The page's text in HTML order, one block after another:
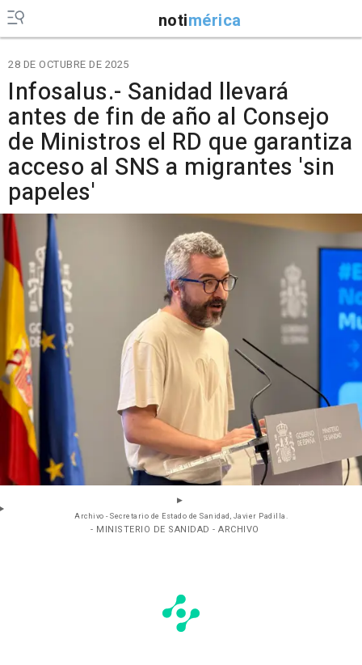
notimérica
28 DE OCTUBRE DE 2025
Infosalus.- Sanidad llevará
antes de fin de año al Consejo
de Ministros el RD que garantiza
acceso al SNS a migrantes 'sin
papeles'
Archivo - Secretario de Estado de Sanidad, Javier Padilla.
- MINISTERIO DE SANIDAD - ARCHIVO